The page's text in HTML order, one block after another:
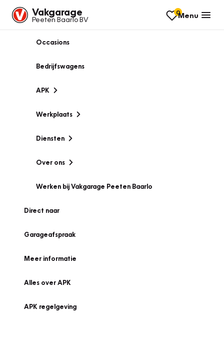
Vakgarage
Peeten Baarlo BV
0Menu
Occasions
Bedrijfswagens
APK
Werkplaats
Diensten
Over ons
Werken bij Vakgarage Peeten Baarlo
Direct naar
Garageafspraak
Meer informatie
Alles over APK
APK regelgeving